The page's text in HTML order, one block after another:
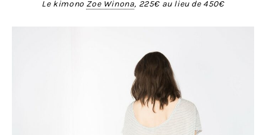
Le kimono Zoe Winona, 225€ au lieu de 450€